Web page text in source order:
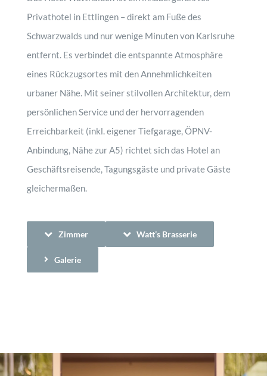
Privathotel in Ettlingen – direkt am Fuße des
Schwarzwalds und nur wenige Minuten von Karlsruhe
entfernt. Es verbindet die entspannte Atmosphäre
eines Rückzugsortes mit den Annehmlichkeiten
urbaner Nähe. Mit seiner stilvollen Architektur, dem
persönlichen Service und der hervorragenden
Erreichbarkeit (inkl. eigener Tiefgarage, ÖPNV-
Anbindung, Nähe zur A5) richtet sich das Hotel an
Geschäftsreisende, Tagungsgäste und private Gäste
gleichermaßen.
Zimmer Watt’s Brasserie
Galerie